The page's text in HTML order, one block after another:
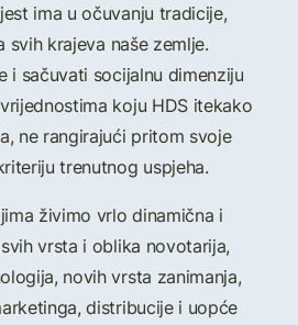
ima u očuvanju tradicije,
svih krajeva naše zemlje.
i sačuvati socijalnu dimenziju
koju HDS itekako
ne rangirajući pritom svoje
trenutnog uspjeha.
živimo vrlo dinamična i
vrsta i oblika novotarija,
novih vrsta zanimanja,
distribucije i uopće